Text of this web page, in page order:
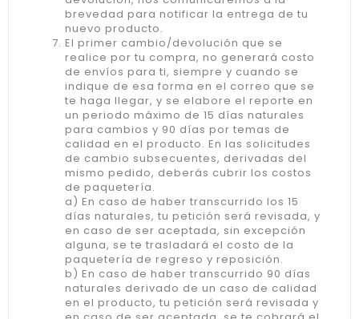
brevedad para notificar la entrega de tu
nuevo producto.
El primer cambio/devolución que se
realice por tu compra, no generará costo
de envíos para ti, siempre y cuando se
indique de esa forma en el correo que se
te haga llegar, y se elabore el reporte en
un periodo máximo de 15 días naturales
para cambios y 90 días por temas de
calidad en el producto. En las solicitudes
de cambio subsecuentes, derivadas del
mismo pedido, deberás cubrir los costos
de paquetería.
a) En caso de haber transcurrido los 15
días naturales, tu petición será revisada, y
en caso de ser aceptada, sin excepción
alguna, se te trasladará el costo de la
paquetería de regreso y reposición.
b) En caso de haber transcurrido 90 días
naturales derivado de un caso de calidad
en el producto, tu petición será revisada y